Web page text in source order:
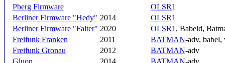
Pberg Firmware
OLSR1
Berliner Firmware "Hedy" 2014 OLSR1
Berliner Firmware "Falter" 2020 OLSR1, Babeld,
Freifunk Franken
2011 BATMAN-adv, babel,
Freifunk Gronau
2012 BATMAN-adv
Gluon
2014 BATMAN-adv